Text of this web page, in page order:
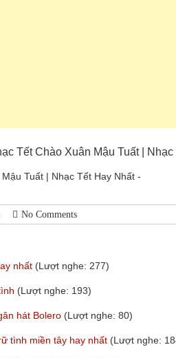
Tết Chào Xuân Mậu Tuất |
Tuất | Nhạc Tết Hay Nhất -
No Comments
nhất (Lượt nghe: 277)
(Lượt nghe: 193)
hát Bolero (Lượt nghe: 80)
tình miền tây hay nhất (Lượt nghe: